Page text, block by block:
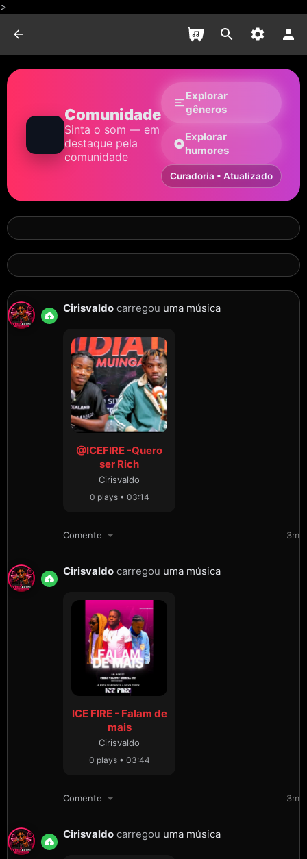
>
Comunidade
Sinta o som — em
destaque pela
comunidade
Explorar
gêneros
Explorar
humores
Curadoria • Atualizado
Cirisvaldo carregou uma música
@ICEFIRE -Quero
ser Rich
Cirisvaldo
0 plays • 03:14
Comente 3m
Cirisvaldo carregou uma música
ICE FIRE - Falam de
mais
Cirisvaldo
0 plays • 03:44
Comente 3m
Cirisvaldo carregou uma música